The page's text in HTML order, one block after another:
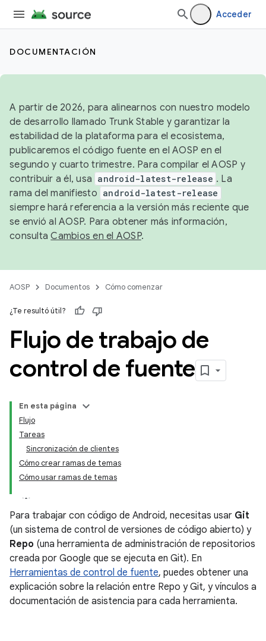
Acceder
DOCUMENTACIÓN
A partir de 2026, para alinearnos con nuestro modelo
de desarrollo llamado Trunk Stable y garantizar la
estabilidad de la plataforma para el ecosistema,
publicaremos el código fuente en el AOSP en el
segundo y cuarto trimestre. Para compilar el AOSP y
contribuir a él, usa android-latest-release . La
rama del manifiesto android-latest-release
siempre hará referencia a la versión más reciente que
se envió al AOSP. Para obtener más información,
consultaCambios en el AOSP.
AOSP Documentos Cómo comenzar
¿Te resultó útil?
Flujo de trabajo de
control de fuente
En esta página
Flujo
Tareas
Sincronización de clientes
Cómo crear ramas de temas
Cómo usar ramas de temas
Para trabajar con código de Android, necesitas usar Git
(un sistema de control de versiones de código abierto) y
Repo (una herramienta de administración de repositorios
creada por Google que se ejecuta en Git). En
Herramientas de control de fuente, puedes obtener una
explicación sobre la relación entre Repo y Git, y vínculos a
documentación de asistencia para cada herramienta.